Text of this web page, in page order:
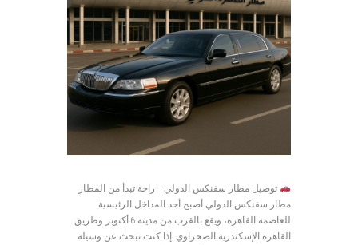
توصيل مطار سفنكس الدولي – راحة تبدأ من المطار
مطار سفنكس الدولي أصبح أحد المداخل الرئيسية
للعاصمة القاهرة، ويقع بالقرب من مدينة 6 أكتوبر وطريق
القاهرة الإسكندرية الصحراوي. إذا كنت تبحث عن وسيلة